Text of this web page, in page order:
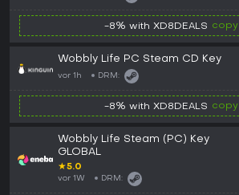
-8% with XD8DEALS copy
Wobbly Life PC Steam CD Key
vor 1h DRM:
-8% with XD8DEALS copy
Wobbly Life Steam (PC) Key
GLOBAL
★5.0
vor 1W DRM: